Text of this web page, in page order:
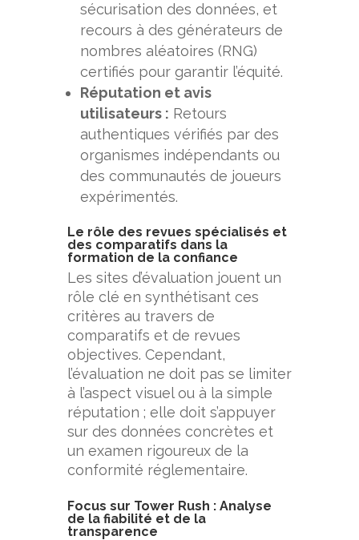
sécurisation des données, et
recours à des générateurs de
nombres aléatoires (RNG)
certifiés pour garantir l’équité.
Réputation et avis
utilisateurs : Retours
authentiques vérifiés par des
organismes indépendants ou
des communautés de joueurs
expérimentés.
Le rôle des revues spécialisés et
des comparatifs dans la
formation de la confiance
Les sites d’évaluation jouent un
rôle clé en synthétisant ces
critères au travers de
comparatifs et de revues
objectives. Cependant,
l’évaluation ne doit pas se limiter
à l’aspect visuel ou à la simple
réputation ; elle doit s’appuyer
sur des données concrètes et
un examen rigoureux de la
conformité réglementaire.
Focus sur Tower Rush : Analyse
de la fiabilité et de la
transparence